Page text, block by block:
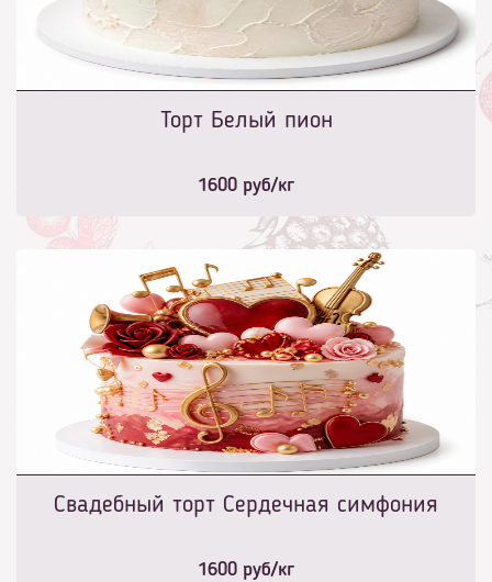
Торт Белый пион
1600 руб/кг
Свадебный торт Сердечная симфония
1600 руб/кг